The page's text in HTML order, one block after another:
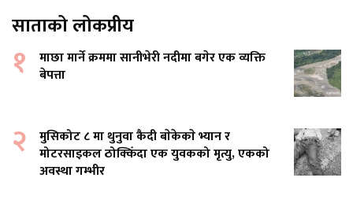
साताको लोकप्रीय
१
माछा मार्ने क्रममा सानीभेरी नदीमा बगेर एक व्यक्ति
बेपत्ता
२
मुसिकोट ८ मा थुनुवा कैदी बाेकेकाे भ्यान र
मोटरसाइकल ठोक्किँदा एक युवकको मृत्यु, एकको
अवस्था गम्भीर